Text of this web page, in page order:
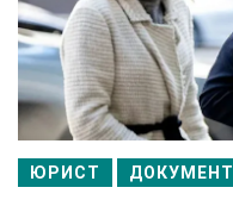
ЮРИСТ ДОКУМЕНТ